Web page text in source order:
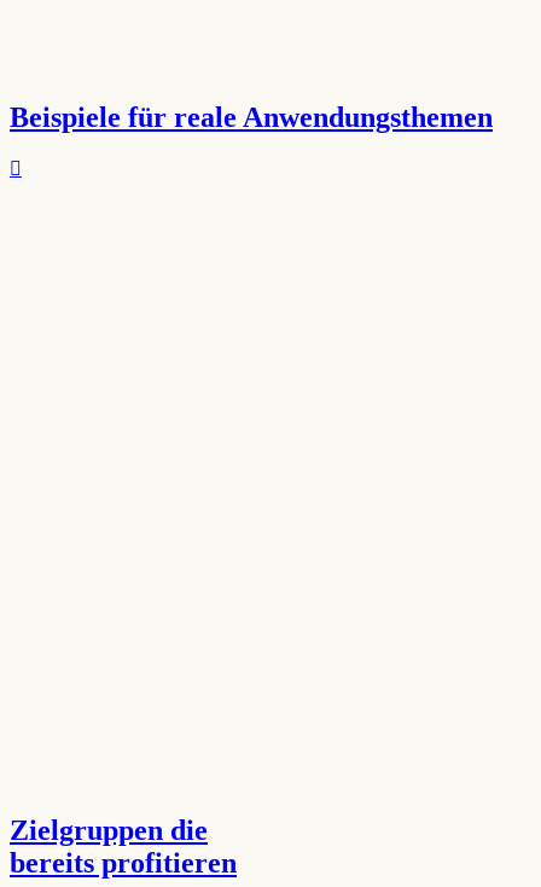
Beispiele für reale Anwendungsthemen
Zielgruppen die
bereits profitieren